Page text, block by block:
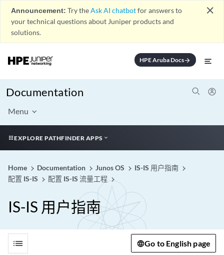
Announcement: Try theAsk AI chatbotfor answers to
your technical questions about Juniper products and
solutions.
close
HPE Aruba Docsarrow_forward
Documentation
Menu
EXPLORE PATHFINDER APPS
Home Documentation Junos OS
IS-IS 用户指南
配置 IS-IS
配置 IS-IS 流量工程
IS-IS 用户指南
list Go to English page